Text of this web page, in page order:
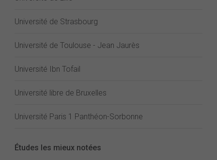
Université de Strasbourg
Université de Toulouse - Jean Jaurès
Université Ibn Tofail
Université libre de Bruxelles
Université Paris 1 Panthéon-Sorbonne
Études les mieux notées